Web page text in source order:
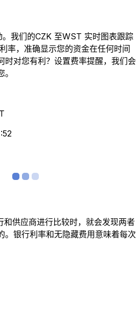
我们的CZK 至WST 实时图表跟踪
率，准确显示您的资金在任何时间
时对您有利？设置费率提醒，我们会
和供应商进行比较时，就会发现两者
。银行利率和无隐藏费用意味着每次